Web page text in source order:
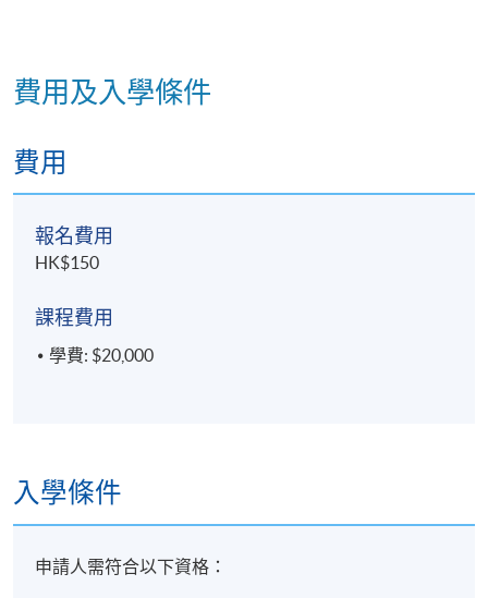
並應用這些知識和技術以提高物業和設施管理的效率
和效果。
學科單元大綱
儀表板
大數據分析工具
費用及入學條件
費用
報名費用
HK$150
課程費用
學費: $20,000
入學條件
申請人需符合以下資格：